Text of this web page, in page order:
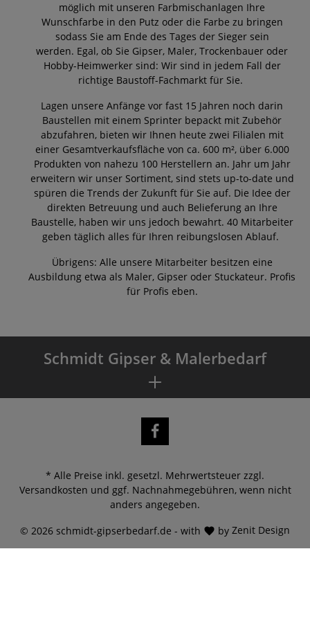
möglich mit unseren Farbmischanlagen Ihre
Wunschfarbe in den Putz oder die Farbe zu bringen
sodass Sie am Ende des Tages der Sieger sein
werden. Egal, ob Sie Gipser, Maler, Trockenbauer oder
Hobby-Heimwerker sind: Wir sind in jedem Fall der
richtige Baustoff-Fachmarkt für Sie.
Lagen unsere Anfänge vor fast 15 Jahren noch darin
Baustellen mit einem Sprinter bepackt mit Zubehör
abzufahren, bieten wir Ihnen heute zwei Filialen mit
einer Gesamtverkaufsfläche von ca. 600 m², über 6.000
Produkten von nahezu 100 Herstellern an. Jahr um Jahr
erweitern wir unser Sortiment, sind stets up-to-date und
spüren die Trends der Zukunft für Sie auf. Die Idee der
direkten Betreuung und auch Belieferung an Ihre
Baustelle, haben wir uns jedoch bewahrt. 40 Mitarbeiter
geben täglich alles für Ihren reibungslosen Ablauf.
Übrigens: Alle unsere Mitarbeiter besitzen eine
Ausbildung etwa als Maler, Gipser oder Stuckateur. Profis
für Profis eben.
Schmidt Gipser & Malerbedarf
© 2026 schmidt-gipserbedarf.de - with by Zenit Design
* Alle Preise inkl. gesetzl. Mehrwertsteuer zzgl.
Versandkosten und ggf. Nachnahmegebühren, wenn nicht
anders angegeben.